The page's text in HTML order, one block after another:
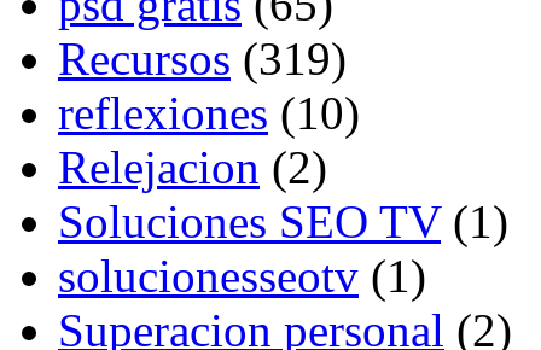
Recursos (319)
reflexiones (10)
Relejacion (2)
Soluciones SEO TV(1)
solucionesseotv (1)
Superacion personal (2)